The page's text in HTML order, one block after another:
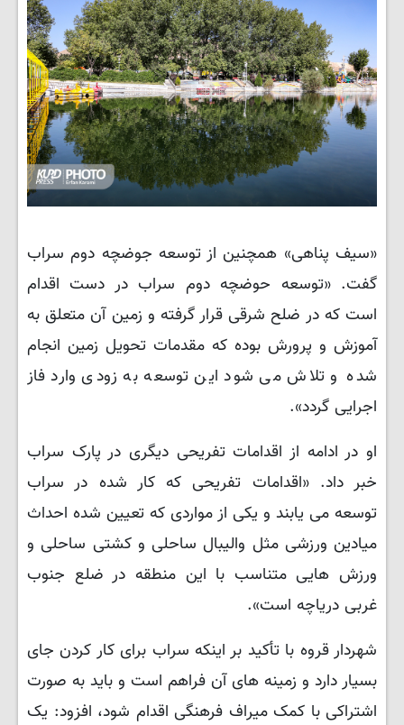
«سیف پناهی» همچنین از توسعه جوضچه دوم سراب
گفت. «توسعه حوضچه دوم سراب در دست اقدام
است که در ضلح شرقی قرار گرفته و زمین آن متعلق به
آموزش و پرورش بوده که مقدمات تحویل زمین انجام
شده و تلاش می شود این توسعه به زودی وارد فاز
اجرایی گردد».
او در ادامه از اقدامات تفریحی دیگری در پارک سراب
خبر داد. «اقدامات تفریحی که کار شده در سراب
توسعه می یابند و یکی از مواردی که تعیین شده احداث
میادین ورزشی مثل والیبال ساحلی و کشتی ساحلی و
ورزش هایی متناسب با این منطقه در ضلع جنوب
غربی دریاچه است».
شهردار قروه با تأکید بر اینکه سراب برای کار کردن جای
بسیار دارد و زمینه های آن فراهم است و باید به صورت
اشتراکی با کمک میراف فرهنگی اقدام شود، افزود: یک